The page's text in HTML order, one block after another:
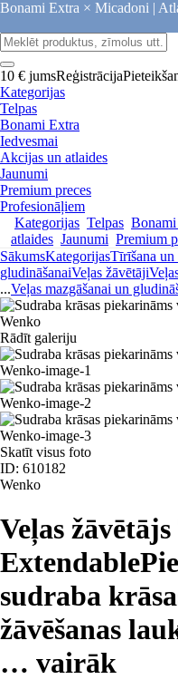
Bonami Extra × Micadoni |
10 € jumsReģistrācija
Kategorijas
Telpas
Bonami Extra
Iedvesmai
Akcijas un atlaides
Jaunumi
Premium preces
Profesionāļiem
Kategorijas Telpas
atlaides Jaunumi Premium
SākumsKategorijasTīrīšana un
gludināšanaiVeļas žāvētāji
...Veļas mazgāšanai un
Rādīt galeriju
Skatīt visus foto
ID: 610182
Wenko
Veļas
Extendable
sudraba
žāvēšanas
… vairāk